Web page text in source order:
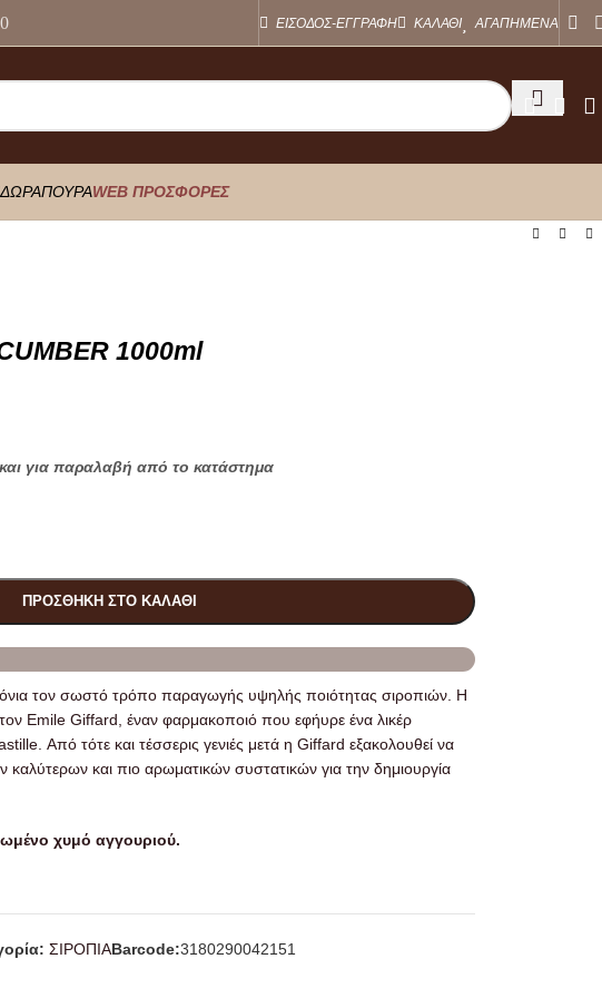
ΕΙΣΟΔΟΣ-ΕΓΓΡΑΦΗ ΚΑΛΑΘΙ ΑΓΑΠΗΜΕΝΑ
ΔΩΡΑΠΟΥΡΑWEB ΠΡΟΣΦΟΡΕΣ
1000ml
και για παραλαβή από το κατάστημα
ΠΡΟΣΘΉΚΗ ΣΤΟ ΚΑΛΆΘΙ
τον σωστό τρόπο παραγωγής υψηλής ποιότητας σιροπιών. Η
Emile Giffard, έναν φαρμακοποιό που εφήυρε ένα λικέρ
Από τότε και τέσσερις γενιές μετά η Giffard εξακολουθεί να
και πιο αρωματικών συστατικών για την δημιουργία
χυμό αγγουριού.
ΣΙΡΟΠΙΑBarcode:3180290042151